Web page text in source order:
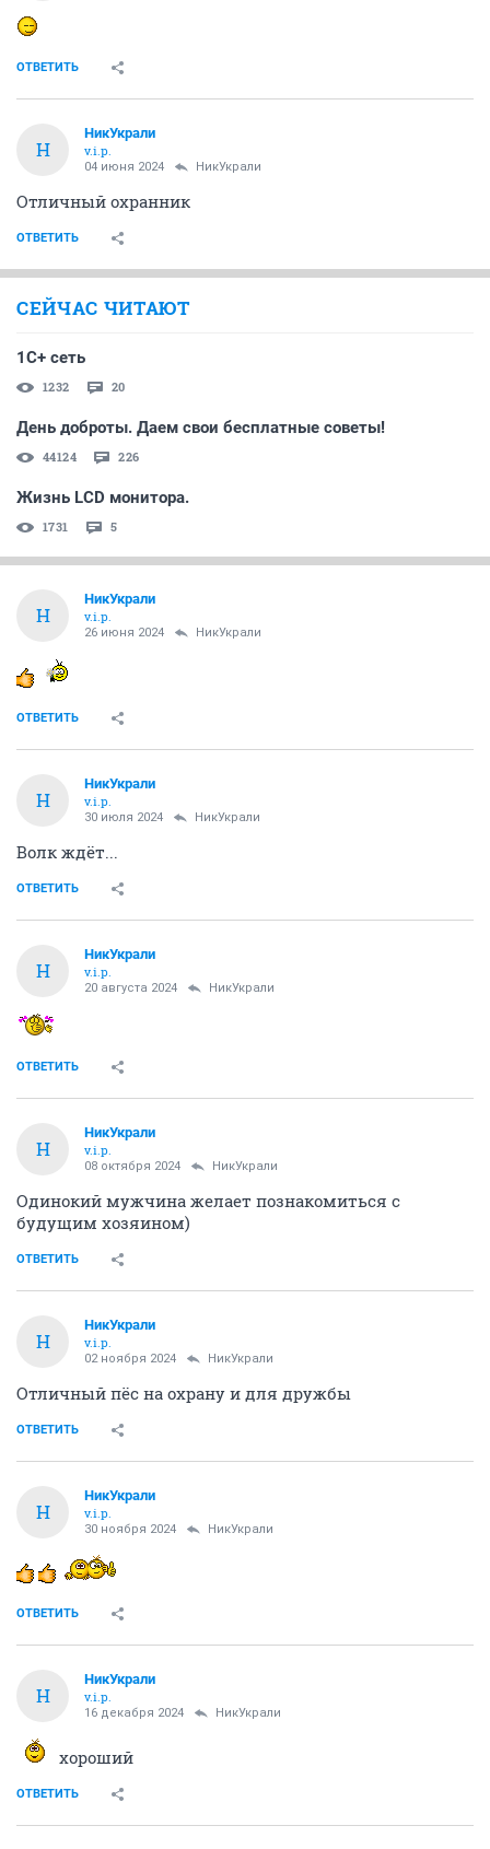
ОТВЕТИТЬ
Н
НикУкрали
v.i.p.
04 июня 2024 НикУкрали
Отличный охранник
ОТВЕТИТЬ
СЕЙЧАС ЧИТАЮТ
1С+ сеть
1232 20
День доброты. Даем свои бесплатные советы!
44124 226
Жизнь LCD монитора.
1731 5
Н
НикУкрали
v.i.p.
26 июня 2024 НикУкрали
ОТВЕТИТЬ
Н
НикУкрали
v.i.p.
30 июля 2024 НикУкрали
Волк ждёт...
ОТВЕТИТЬ
Н
НикУкрали
v.i.p.
20 августа 2024 НикУкрали
ОТВЕТИТЬ
Н
НикУкрали
v.i.p.
08 октября 2024 НикУкрали
Одинокий мужчина желает познакомиться с
будущим хозяином)
ОТВЕТИТЬ
Н
НикУкрали
v.i.p.
02 ноября 2024 НикУкрали
Отличный пёс на охрану и для дружбы
ОТВЕТИТЬ
Н
НикУкрали
v.i.p.
30 ноября 2024 НикУкрали
ОТВЕТИТЬ
Н
НикУкрали
v.i.p.
16 декабря 2024 НикУкрали
хороший
ОТВЕТИТЬ